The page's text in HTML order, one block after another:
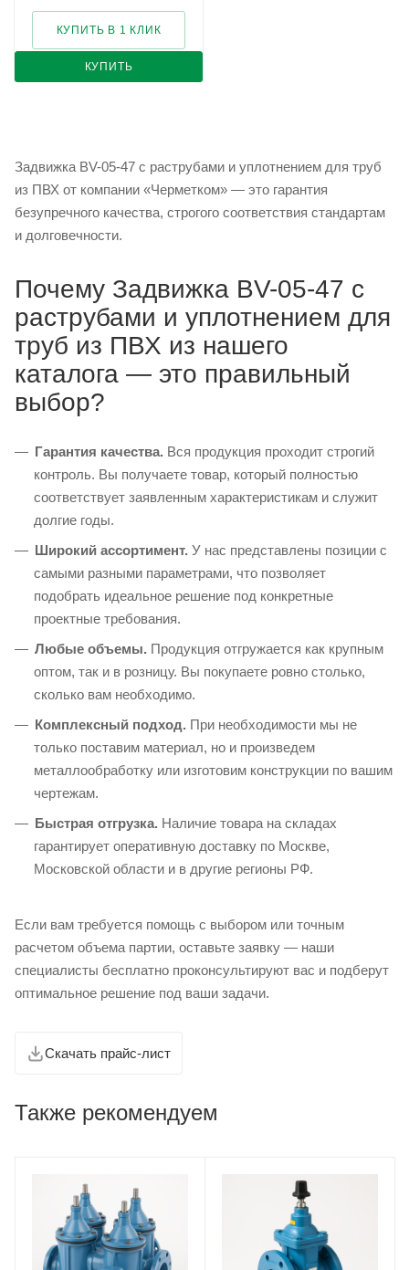
КУПИТЬ
КУПИТЬ В 1 КЛИК
Задвижка BV-05-47 с раструбами и уплотнением для труб
из ПВХ от компании «Черметком» — это гарантия
безупречного качества, строгого соответствия стандартам
и долговечности.
Почему Задвижка BV-05-47 с
раструбами и уплотнением для
труб из ПВХ из нашего
каталога — это правильный
выбор?
Гарантия качества. Вся продукция проходит строгий
контроль. Вы получаете товар, который полностью
соответствует заявленным характеристикам и служит
долгие годы.
Широкий ассортимент. У нас представлены позиции с
самыми разными параметрами, что позволяет
подобрать идеальное решение под конкретные
проектные требования.
Любые объемы. Продукция отгружается как крупным
оптом, так и в розницу. Вы покупаете ровно столько,
сколько вам необходимо.
Комплексный подход. При необходимости мы не
только поставим материал, но и произведем
металлообработку или изготовим конструкции по вашим
чертежам.
Быстрая отгрузка. Наличие товара на складах
гарантирует оперативную доставку по Москве,
Московской области и в другие регионы РФ.
Если вам требуется помощь с выбором или точным
расчетом объема партии, оставьте заявку — наши
специалисты бесплатно проконсультируют вас и подберут
оптимальное решение под ваши задачи.
Скачать прайс-лист
Также рекомендуем